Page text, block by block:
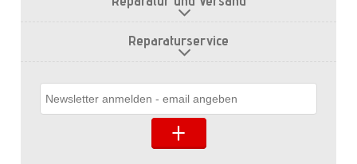
Reparaturservice